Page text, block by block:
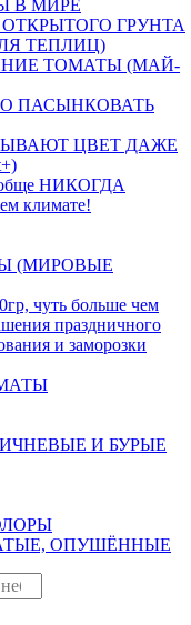
В МИРЕ
ГРУНТА
ТЕПЛИЦ)
ТОМАТЫ (МАЙ-
ПАСЫНКОВАТЬ
ЦВЕТ ДАЖЕ
НИКОГДА
климате!
(МИРОВЫЕ
чуть больше чем
праздничного
и заморозки
И БУРЫЕ
ОПУШЁННЫЕ